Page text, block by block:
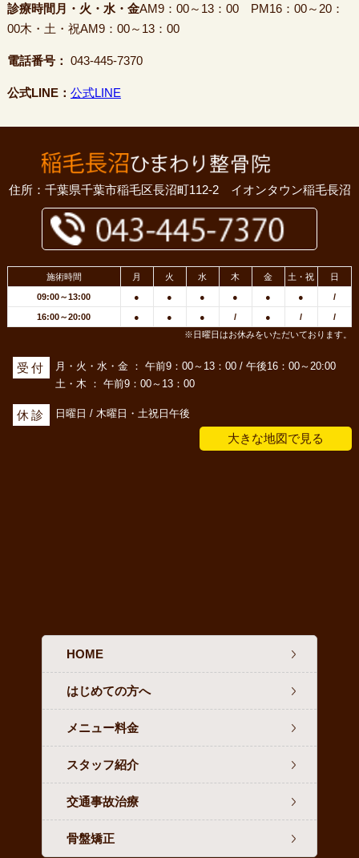
診療時間月・火・水・金AM9：00～13：00 PM16：00～20：
00木・土・祝AM9：00～13：00
電話番号： 043-445-7370
公式LINE： 公式LINE
住所：千葉県千葉市稲毛区長沼町112-2 イオンタウン稲毛長沼
施術時間 月 火 水 木 金 土・祝 日
09:00～13:00 ● ● ● ● ● ● /
16:00～20:00 ● ● ● / ● /
/
※日曜日はお休みをいただいております。
受付
月・火・水・金 ： 午前9：00～13：00 / 午後16：00～20:00
土・木 ： 午前9：00～13：00
休診 日曜日 / 木曜日・土祝日午後
大きな地図で見る
HOME
はじめての方へ
メニュー料金
スタッフ紹介
交通事故治療
骨盤矯正